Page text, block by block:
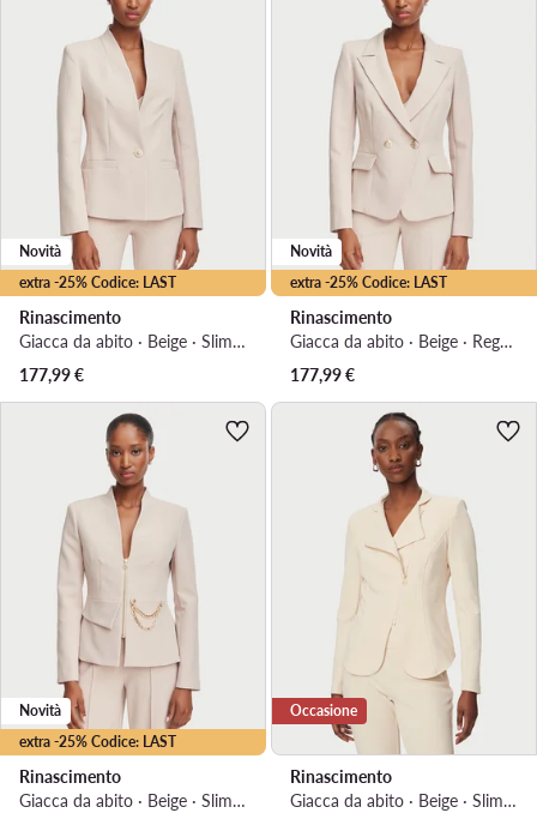
extra -25% Codice: LAST
Novità
Rinascimento
Giacca da abito · Beige · Slim Fit
177,99€
extra -25% Codice: LAST
Novità
Rinascimento
Giacca da abito · Beige · Regular Fit
177,99€
extra -25% Codice: LAST
Novità
Rinascimento
Giacca da abito · Beige · Slim Fit
Occasione
Rinascimento
Giacca da abito · Beige · Slim Fit